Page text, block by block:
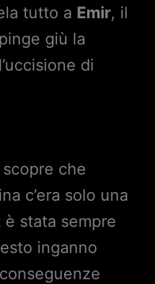
tutto a Emir, il
giù la
di
che
c’era solo una
è stata sempre
inganno